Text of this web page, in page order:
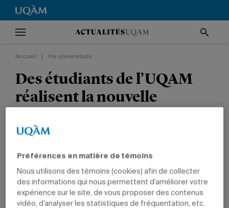
Accueil Vie universitaire
Des étudiants de l’UQAM
réalisent la nouvelle
Musée d’art contemporain
de Montréal
VIE UNIVERSITAIRE RECHERCHE COMMUNICATION
Préférences en matière de témoins
Nous utilisons des témoins (cookies) afin de collecter
des informations qui nous permettent d’améliorer votre
expérience sur le site, de vous proposer des contenus
vidéo, d’analyser les statistiques de fréquentation, etc.